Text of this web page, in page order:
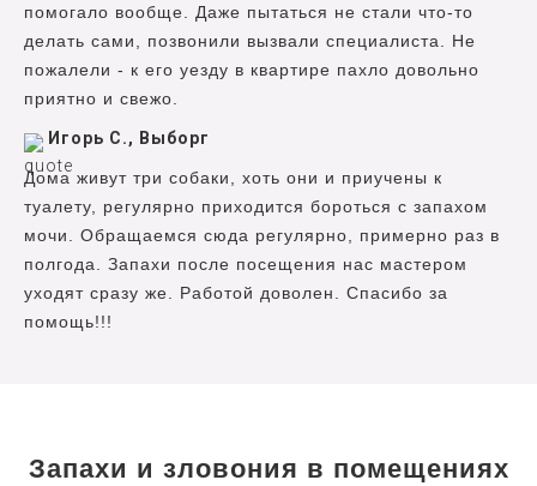
помогало вообще. Даже пытаться не стали что-то
делать сами, позвонили вызвали специалиста. Не
пожалели - к его уезду в квартире пахло довольно
приятно и свежо.
Игорь С., Выборг
Дома живут три собаки, хоть они и приучены к
туалету, регулярно приходится бороться с запахом
мочи. Обращаемся сюда регулярно, примерно раз в
полгода. Запахи после посещения нас мастером
уходят сразу же. Работой доволен. Спасибо за
помощь!!!
Запахи и зловония в помещениях